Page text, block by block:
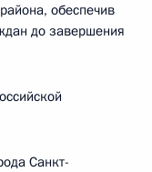
обеспечив
до завершения
Санкт-